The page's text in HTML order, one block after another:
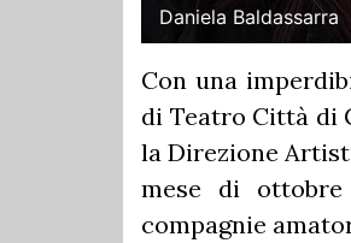
Daniela Baldassarra
Con una
di Teatro Città di
la Direzione
mese di
compagnie